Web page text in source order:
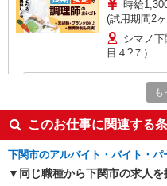
時給1,300円以上 試用期
(試用期間2ヶ月) 残業が発生した場合
分単位で別
シマノ
目４?７）
アルバイト パート
コンパスグループ・ジャパン
調理員【ア
時給1,100円以上 試用期
も
このお仕事に関連する
下関市のアルバイト・バイト・パ
同じ職種から下関市の求人を